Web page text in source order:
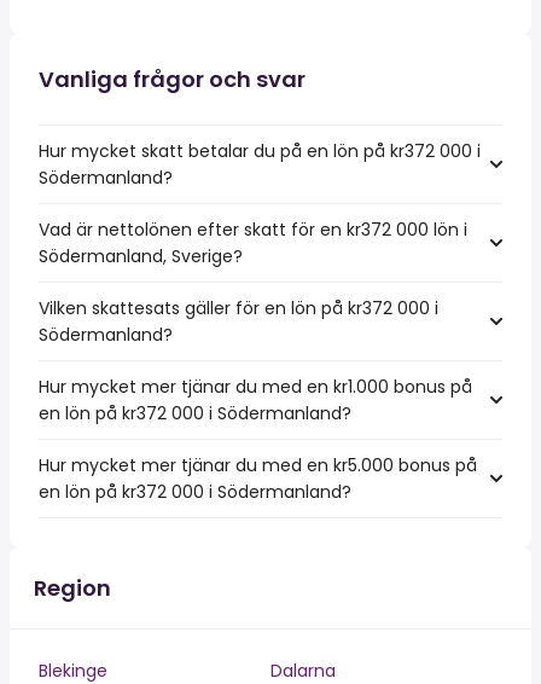
Vanliga frågor och svar
Hur mycket skatt betalar du på en lön på kr372 000 i
Södermanland?
Vad är nettolönen efter skatt för en kr372 000 lön i
Södermanland, Sverige?
Vilken skattesats gäller för en lön på kr372 000 i
Södermanland?
Hur mycket mer tjänar du med en kr1.000 bonus på
en lön på kr372 000 i Södermanland?
Hur mycket mer tjänar du med en kr5.000 bonus på
en lön på kr372 000 i Södermanland?
Region
Blekinge
Dalarna